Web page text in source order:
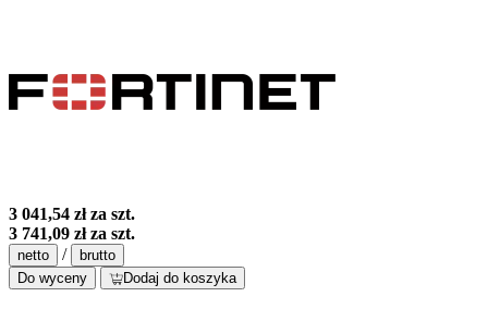
3 041,54 złza szt.
3 741,09 złza szt.
netto /
brutto
Do wyceny
Dodaj do koszyka